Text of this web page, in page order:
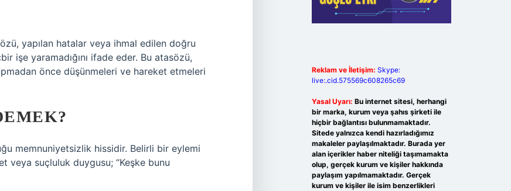
yapılan hatalar veya ihmal edilen doğru
işe yaramadığını ifade eder. Bu atasözü,
önce düşünmeleri ve hareket etmeleri
memnuniyetsizlik hissidir. Belirli bir eylemi
veya suçluluk duygusu; “Keşke bunu
Reklam ve İletişim: Skype:
live:.cid.575569c608265c69
Yasal Uyarı: Bu internet sitesi, herhangi
bir marka, kurum veya şahıs şirketi ile
hiçbir bağlantısı bulunmamaktadır.
Sitede yalnızca kendi hazırladığımız
makaleler paylaşılmaktadır. Burada yer
alan içerikler haber niteliği taşımamakta
olup, gerçek kurum ve kişiler hakkında
paylaşım yapılmamaktadır. Gerçek
kurum ve kişiler ile isim benzerlikleri